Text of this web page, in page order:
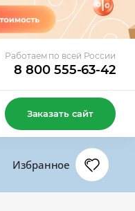
Работаем по всей России
8 800 555-63-42
Заказать сайт
Избранное